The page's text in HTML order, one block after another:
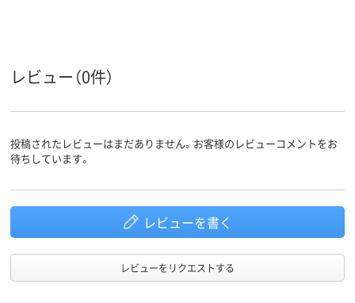
レビュー（0件）
投稿されたレビューはまだありません。お客様のレビューコメントをお
待ちしています。
レビューを書く
レビューをリクエストする